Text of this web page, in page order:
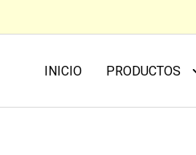
INICIO PRODUCTOS